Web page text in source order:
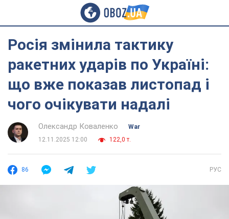
Росія змінила тактику
ракетних ударів по Україні:
що вже показав листопад і
чого очікувати надалі
Олександр Коваленко
War
12.11.2025 12:00
122,0 т.
86 РУС